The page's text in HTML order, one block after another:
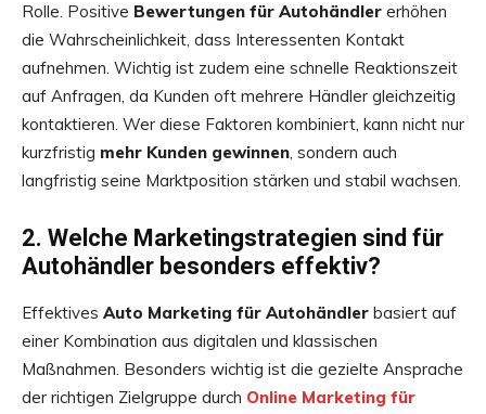
Rolle. Positive Bewertungen für Autohändler erhöhen
die Wahrscheinlichkeit, dass Interessenten Kontakt
aufnehmen. Wichtig ist zudem eine schnelle Reaktionszeit
auf Anfragen, da Kunden oft mehrere Händler gleichzeitig
kontaktieren. Wer diese Faktoren kombiniert, kann nicht nur
kurzfristig mehr Kunden gewinnen, sondern auch
langfristig seine Marktposition stärken und stabil wachsen.
2. Welche Marketingstrategien sind für
Autohändler besonders effektiv?
Effektives Auto Marketing für Autohändler basiert auf
einer Kombination aus digitalen und klassischen
Maßnahmen. Besonders wichtig ist die gezielte Ansprache
der richtigen Zielgruppe durch Online Marketing für